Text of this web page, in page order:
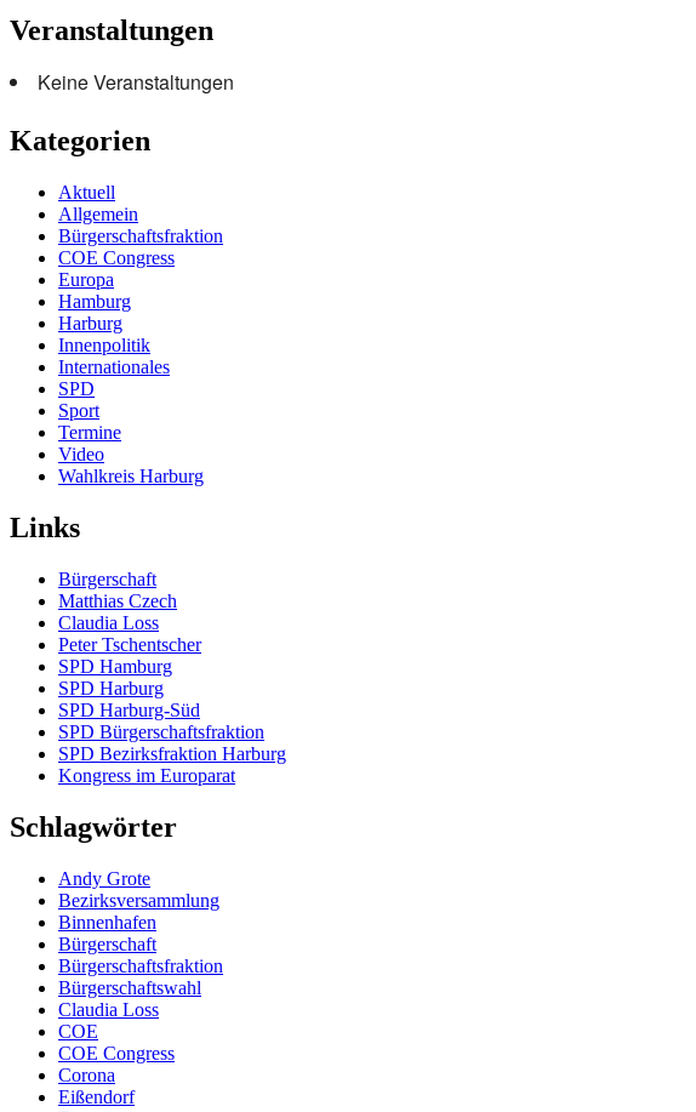
Veranstaltungen
Keine Veranstaltungen
Kategorien
Aktuell
Allgemein
Bürgerschaftsfraktion
COE Congress
Europa
Hamburg
Harburg
Innenpolitik
Internationales
SPD
Sport
Termine
Video
Wahlkreis Harburg
Links
Bürgerschaft
Matthias Czech
Claudia Loss
Peter Tschentscher
SPD Hamburg
SPD Harburg
SPD Harburg-Süd
SPD Bürgerschaftsfraktion
SPD Bezirksfraktion Harburg
Kongress im Europarat
Schlagwörter
Andy Grote
Bezirksversammlung
Binnenhafen
Bürgerschaft
Bürgerschaftsfraktion
Bürgerschaftswahl
Claudia Loss
COE
COE Congress
Corona
Eißendorf